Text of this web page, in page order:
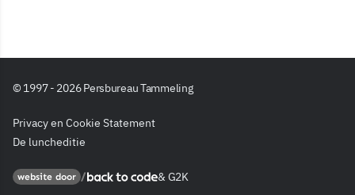
© 1997 - 2026 Persbureau Tammeling
Privacy en Cookie Statement
De luncheditie
website doorBack to code & G2K